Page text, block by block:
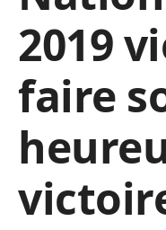
2019
faire